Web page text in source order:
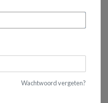
Wachtwoord vergeten?